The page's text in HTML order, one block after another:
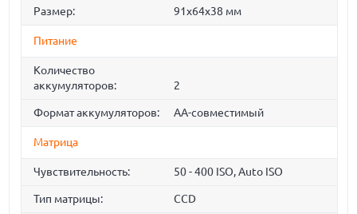
Размер: 91x64x38 мм
Питание
Количество
аккумуляторов:
2
Формат аккумуляторов: AA-совмеcтимый
Матрица
Чувствительность: 50 - 400 ISO, Auto ISO
Тип матрицы: СCD